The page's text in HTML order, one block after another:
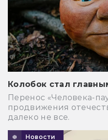
Колобок стал
Перенос «Человека-
продвижения
далеко не все.
Новости